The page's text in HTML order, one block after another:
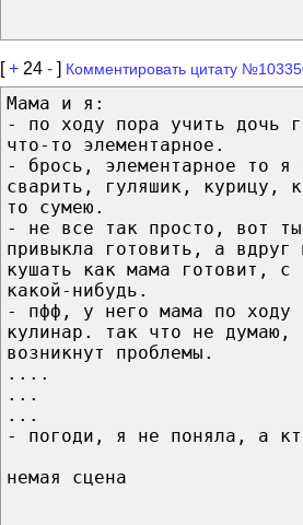
[+ 24 - ] Комментировать цитату
Мама и я:
- по ходу пора учить дочь
что-то элементарное.
- брось, элементарное то я
сварить, гуляшик, курицу,
то сумею.
- не все так просто, вот
привыкла готовить, а вдруг
кушать как мама готовит, с
какой-нибудь.
- пфф, у него мама по ходу
кулинар. так что не думаю,
возникнут проблемы.
....
...
...
- погоди, я не поняла, а
немая сцена